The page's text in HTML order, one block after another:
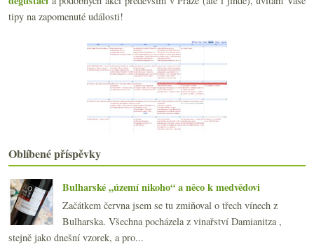
Malá soutěž s vinětami
Mikrovinařství ve Vršovicích
Gewurtztraminer Cuvée Martine Albrecht 2004
Dvacet zašumění – velký den šampaňského
Svatomartinské je tu! A jak chutná?
Vinné fotky a jeden televizní tip
Ruská řeka a Pinot Noir…
Degustace Châteauneuf-du-Pape, Bandol & spol
Tesco víno v plechovce – „Coca-cola culture“
Vínem na erekci a orgasmus
Pohodový pátek nejen s filmečky…
Téměř dokonale slepá degustace
►října (24)
►září (24)
►srpna(18)
tipy na zapomenuté události!
Oblíbené příspěvky
Bulharské „území nikoho“ a něco k medvědovi
Začátkem června jsem se tu zmiňoval o třech vínech z
Bulharska. Všechna pocházela z vinařství Damianitza ,
stejně jako dnešní vzorek, a pro...